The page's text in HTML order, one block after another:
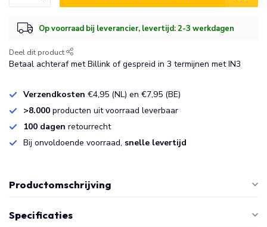
Op voorraad bij leverancier, levertijd: 2-3 werkdagen
Deel dit product
Betaal achteraf met Billink of gespreid in 3 termijnen met IN3
Verzendkosten €4,95 (NL) en €7,95 (BE)
>8.000 producten uit voorraad leverbaar
100 dagen retourrecht
Bij onvoldoende voorraad, snelle levertijd
Productomschrijving
Specificaties